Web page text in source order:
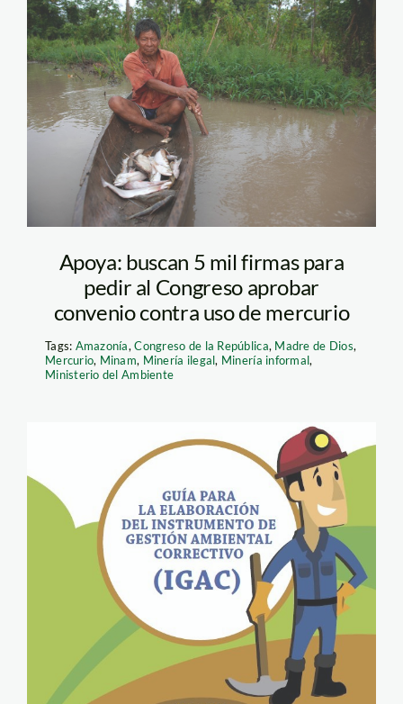
000000-2641
Apoya: buscan 5 mil firmas para
pedir al Congreso aprobar
convenio contra uso de mercurio
Tags: Amazonía,Congreso de la República, Madre de Dios,
Mercurio, Minam, Minería ilegal, Minería informal,
Ministerio del Ambiente
Guía para la
elaboración del
Instrumento de
Gestión Ambiental
Correctivo